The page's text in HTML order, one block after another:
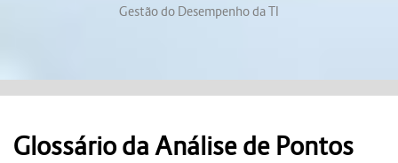
Gestão do Desempenho da TI
Glossário da Análise de Pontos